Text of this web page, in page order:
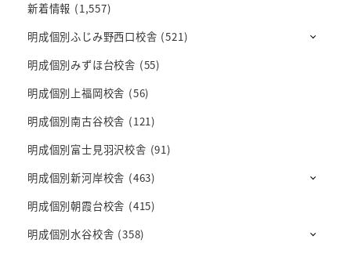
新着情報 (1,557)
明成個別ふじみ野西口校舎 (521)
明成個別みずほ台校舎 (55)
明成個別上福岡校舎 (56)
明成個別南古谷校舎 (121)
明成個別富士見羽沢校舎 (91)
明成個別新河岸校舎 (463)
明成個別朝霞台校舎 (415)
明成個別水谷校舎 (358)